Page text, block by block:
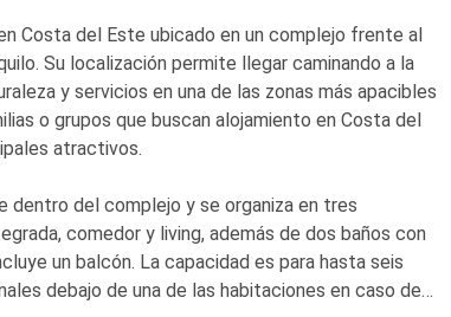
Costa del Este ubicado en un complejo frente al
Su localización permite llegar caminando a la
y servicios en una de las zonas más apacibles
o grupos que buscan alojamiento en Costa del
atractivos.
dentro del complejo y se organiza en tres
comedor y living, además de dos baños con
un balcón. La capacidad es para hasta seis
debajo de una de las habitaciones en caso de